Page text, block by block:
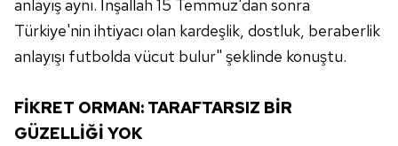
gösterilmeyecektir."
Sizlere daha iyi bir hizmet sunabilmek için İnternet
Sitemizde kendimize ve üçüncü kişilere ait çerezler
verileriniz işlenmekte olup gerekli olan çerezler bilgi
toplumu hizmetlerinin sunulması amacıyla
anlayış aynı. İnşallah 15 Temmuz'dan sonra
Türkiye'nin ihtiyacı olan kardeşlik, dostluk, beraberlik
anlayışı futbolda vücut bulur" şeklinde konuştu.
FİKRET ORMAN: TARAFTARSIZ BİR
GÜZELLİĞİ YOK